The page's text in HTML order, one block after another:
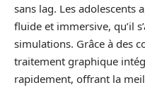
sans lag. Les adolescents
fluide et immersive, qu’il
simulations. Grâce à des
traitement graphique
rapidement, offrant la